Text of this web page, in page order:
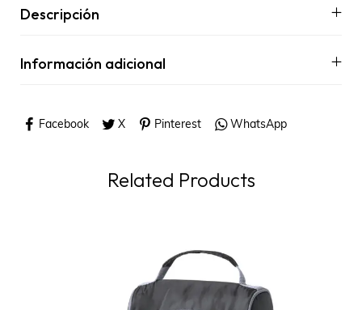
Descripción
Información adicional
Facebook X Pinterest WhatsApp
Related Products